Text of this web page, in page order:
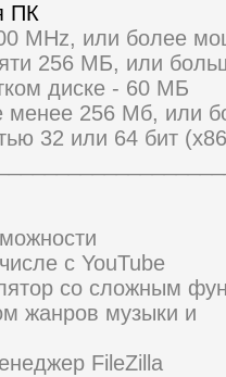
ПК
MHz, или более
256 МБ, или
диске - 60 МБ
менее 256 Мб, или
32 или 64 бит
с YouTube
со сложным
жанров музыки и
FileZilla